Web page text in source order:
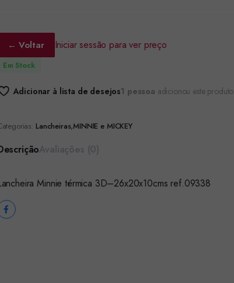
← Voltar Iniciar sessão para ver preço
Em Stock
Adicionar à lista de desejos1 pessoa adicionou este produto
Lancheiras,MINNIE e MICKEY
Minnie térmica 3D–26x20x10cms ref.09338